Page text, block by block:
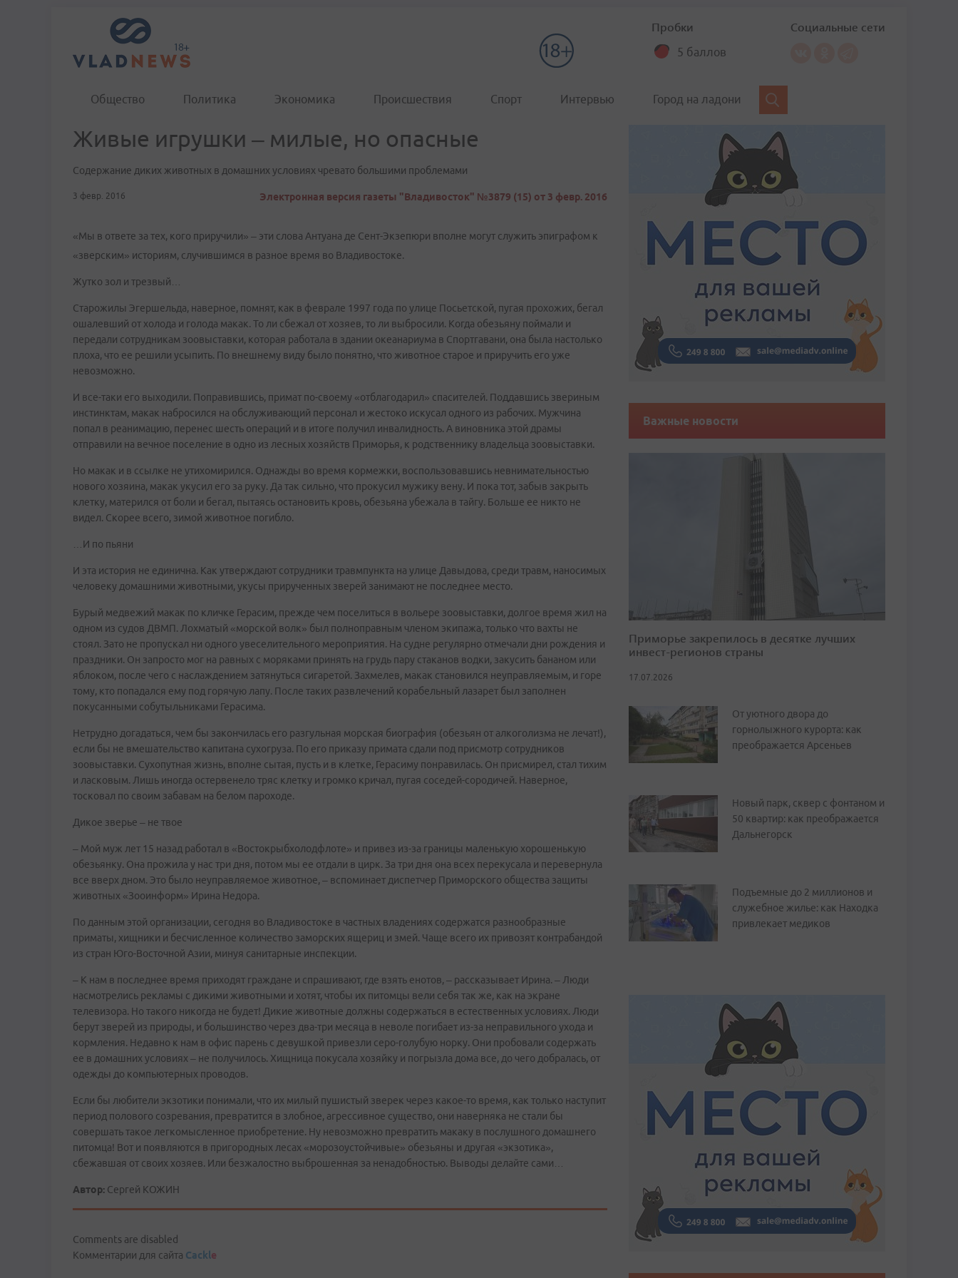
Пробки
5 баллов
Социальные сети
Общество Политика Экономика Происшествия Спорт Интервью Город на ладони
Живые игрушки – милые, но опасные
Содержание диких животных в домашних условиях чревато большими проблемами
3 февр. 2016 Электронная версия газеты "Владивосток" №3879 (15) от 3 февр. 2016
«Мы в ответе за тех, кого приручили» – эти слова Антуана де Сент-Экзепюри вполне могут служить эпиграфом к
«зверским» историям, случившимся в разное время во Владивостоке.
Жутко зол и трезвый…
Старожилы Эгершельда, наверное, помнят, как в феврале 1997 года по улице Посьетской, пугая прохожих, бегал
ошалевший от холода и голода макак. То ли сбежал от хозяев, то ли выбросили. Когда обезьяну поймали и
передали сотрудникам зоовыставки, которая работала в здании океанариума в Спортгавани, она была настолько
плоха, что ее решили усыпить. По внешнему виду было понятно, что животное старое и приручить его уже
невозможно.
И все-таки его выходили. Поправившись, примат по-своему «отблагодарил» спасителей. Поддавшись звериным
инстинктам, макак набросился на обслуживающий персонал и жестоко искусал одного из рабочих. Мужчина
попал в реанимацию, перенес шесть операций и в итоге получил инвалидность. А виновника этой драмы
отправили на вечное поселение в одно из лесных хозяйств Приморья, к родственнику владельца зоовыставки.
Но макак и в ссылке не утихомирился. Однажды во время кормежки, воспользовавшись невнимательностью
нового хозяина, макак укусил его за руку. Да так сильно, что прокусил мужику вену. И пока тот, забыв закрыть
клетку, матерился от боли и бегал, пытаясь остановить кровь, обезьяна убежала в тайгу. Больше ее никто не
видел. Скорее всего, зимой животное погибло.
…И по пьяни
И эта история не единична. Как утверждают сотрудники травмпункта на улице Давыдова, среди травм, наносимых
человеку домашними животными, укусы прирученных зверей занимают не последнее место.
Бурый медвежий макак по кличке Герасим, прежде чем поселиться в вольере зоовыставки, долгое время жил на
одном из судов ДВМП. Лохматый «морской волк» был полноправным членом экипажа, только что вахты не
стоял. Зато не пропускал ни одного увеселительного мероприятия. На судне регулярно отмечали дни рождения и
праздники. Он запросто мог на равных с моряками принять на грудь пару стаканов водки, закусить бананом или
яблоком, после чего с наслаждением затянуться сигаретой. Захмелев, макак становился неуправляемым, и горе
тому, кто попадался ему под горячую лапу. После таких развлечений корабельный лазарет был заполнен
покусанными собутыльниками Герасима.
Нетрудно догадаться, чем бы закончилась его разгульная морская биография (обезьян от алкоголизма не лечат!),
если бы не вмешательство капитана сухогруза. По его приказу примата сдали под присмотр сотрудников
зоовыставки. Сухопутная жизнь, вполне сытая, пусть и в клетке, Герасиму понравилась. Он присмирел, стал тихим
и ласковым. Лишь иногда остервенело тряс клетку и громко кричал, пугая соседей-сородичей. Наверное,
тосковал по своим забавам на белом пароходе.
Дикое зверье – не твое
– Мой муж лет 15 назад работал в «Востокрыбхолодфлоте» и привез из-за границы маленькую хорошенькую
обезьянку. Она прожила у нас три дня, потом мы ее отдали в цирк. За три дня она всех перекусала и перевернула
все вверх дном. Это было неуправляемое животное, – вспоминает диспетчер Приморского общества защиты
животных «Зооинформ» Ирина Недора.
По данным этой организации, сегодня во Владивостоке в частных владениях содержатся разнообразные
приматы, хищники и бесчисленное количество заморских ящериц и змей. Чаще всего их привозят контрабандой
из стран Юго-Восточной Азии, минуя санитарные инспекции.
– К нам в последнее время приходят граждане и спрашивают, где взять енотов, – рассказывает Ирина. – Люди
насмотрелись рекламы с дикими животными и хотят, чтобы их питомцы вели себя так же, как на экране
телевизора. Но такого никогда не будет! Дикие животные должны содержаться в естественных условиях. Люди
берут зверей из природы, и большинство через два-три месяца в неволе погибает из-за неправильного ухода и
кормления. Недавно к нам в офис парень с девушкой привезли серо-голубую норку. Они пробовали содержать
ее в домашних условиях – не получилось. Хищница покусала хозяйку и погрызла дома все, до чего добралась, от
одежды до компьютерных проводов.
Если бы любители экзотики понимали, что их милый пушистый зверек через какое-то время, как только наступит
период полового созревания, превратится в злобное, агрессивное существо, они наверняка не стали бы
совершать такое легкомысленное приобретение. Ну невозможно превратить макаку в послушного домашнего
питомца! Вот и появляются в пригородных лесах «морозоустойчивые» обезьяны и другая «экзотика»,
сбежавшая от своих хозяев. Или безжалостно выброшенная за ненадобностью. Выводы делайте сами…
Автор: Сергей КОЖИН
Comments are disabled
Комментарии для сайта Cackle
Важные новости
Приморье закрепилось в десятке лучших
инвест-регионов страны
17.07.2026
От уютного двора до
горнолыжного курорта: как
преображается Арсеньев
Новый парк, сквер с фонтаном и
50 квартир: как преображается
Дальнегорск
Подъемные до 2 миллионов и
служебное жилье: как Находка
привлекает медиков